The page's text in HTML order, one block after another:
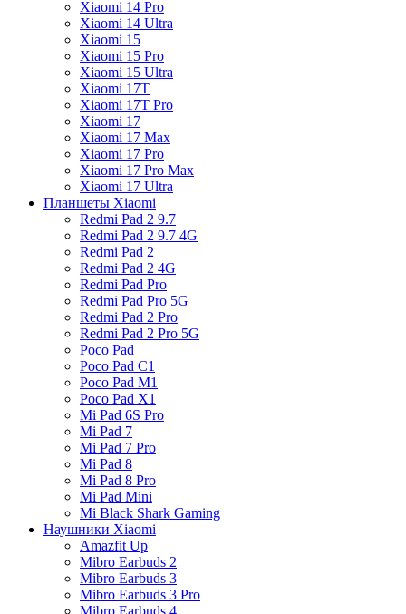
Xiaomi 14 Pro
Xiaomi 14 Ultra
Xiaomi 15
Xiaomi 15 Pro
Xiaomi 15 Ultra
Xiaomi 17T
Xiaomi 17T Pro
Xiaomi 17
Xiaomi 17 Max
Xiaomi 17 Pro
Xiaomi 17 Pro Max
Xiaomi 17 Ultra
Планшеты Xiaomi
Redmi Pad 2 9.7
Redmi Pad 2 9.7 4G
Redmi Pad 2
Redmi Pad 2 4G
Redmi Pad Pro
Redmi Pad Pro 5G
Redmi Pad 2 Pro
Redmi Pad 2 Pro 5G
Poco Pad
Poco Pad C1
Poco Pad M1
Poco Pad X1
Mi Pad 6S Pro
Mi Pad 7
Mi Pad 7 Pro
Mi Pad 8
Mi Pad 8 Pro
Mi Pad Mini
Mi Black Shark Gaming
Наушники Xiaomi
Amazfit Up
Mibro Earbuds 2
Mibro Earbuds 3
Mibro Earbuds 3 Pro
Mibro Earbuds 4